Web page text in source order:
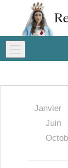
Janvier
Juin